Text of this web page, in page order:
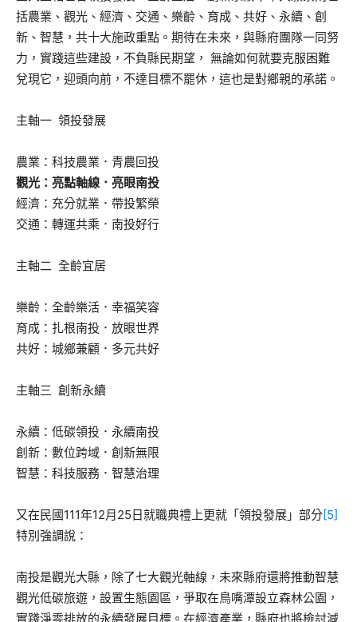
括農業、觀光、經濟、交通、樂齡、育成、共好、永續、創
新、智慧，共十大施政重點。期待在未來，與縣府團隊一同努
力，實踐這些建設，不負縣民期望， 無論如何就要克服困難
兌現它，迎頭向前，不達目標不罷休，這也是對鄉親的承諾。
主軸一 領投發展
農業：科技農業．青農回投
觀光：亮點軸線．亮眼南投
經濟：充分就業．帶投繁榮
交通：轉運共乘．南投好行
主軸二 全齡宜居
樂齡：全齡樂活．幸福笑容
育成：扎根南投．放眼世界
共好：城鄉兼顧．多元共好
主軸三 創新永續
永續：低碳領投．永續南投
創新：數位跨域．創新無限
智慧：科技服務．智慧治理
又在民國111年12月25日就職典禮上更就「領投發展」部分[5]
特別強調說：
南投是觀光大縣，除了七大觀光軸線，未來縣府還將推動智慧
觀光低碳旅遊，設置生態園區，爭取在鳥嘴潭設立森林公園，
實踐淨零排放的永續發展目標。在經濟產業，縣府也將檢討減